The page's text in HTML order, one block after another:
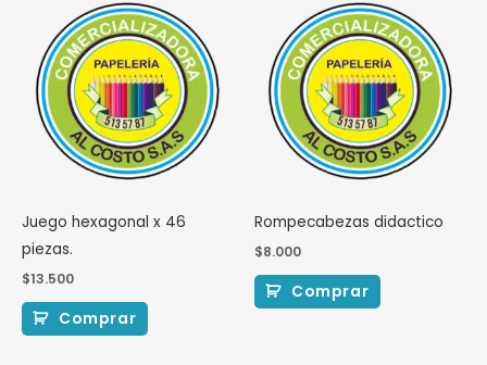
Juego hexagonal x 46
piezas.
$13.500
Comprar
Rompecabezas didactico
$8.000
Comprar